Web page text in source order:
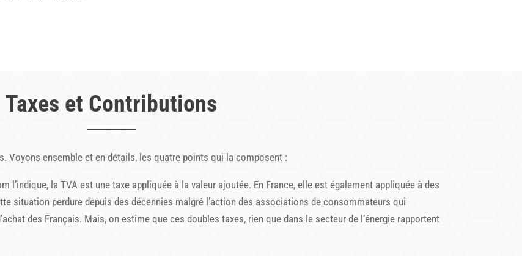
Taxes et Contributions
Voyons ensemble et en détails, les quatre points qui la composent :
l’indique, la TVA est une taxe appliquée à la valeur ajoutée. En France, elle est également appliquée à des
situation perdure depuis des décennies malgré l’action des associations de consommateurs qui
des Français. Mais, on estime que ces doubles taxes, rien que dans le secteur de l’énergie rapportent